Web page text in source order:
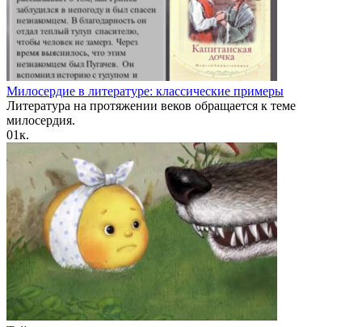
Милосердие в литературе: классические примеры
Литература на протяжении веков обращается к теме
милосердия.
01к.